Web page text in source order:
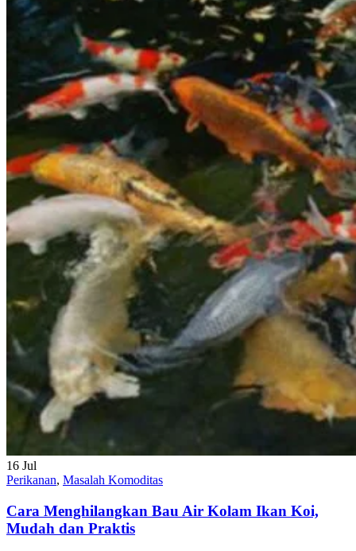
16 Jul
Perikanan, Masalah Komoditas
Cara Menghilangkan Bau Air Kolam Ikan Koi,
Mudah dan Praktis